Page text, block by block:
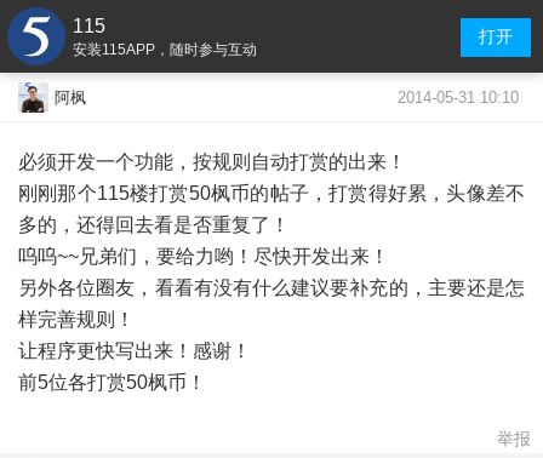
115
安装115APP，随时参与互动
打开
阿枫 2014-05-31 10:10
必须开发一个功能，按规则自动打赏的出来！
刚刚那个115楼打赏50枫币的帖子，打赏得好累，头像差不
多的，还得回去看是否重复了！
呜呜~~兄弟们，要给力哟！尽快开发出来！
另外各位圈友，看看有没有什么建议要补充的，主要还是怎
样完善规则！
让程序更快写出来！感谢！
前5位各打赏50枫币！
举报